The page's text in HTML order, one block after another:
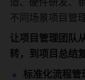
不同场景项目管
让项目管理团队
转，到项目总结
标准化流程管